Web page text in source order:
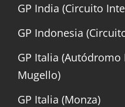
GP India (Circuito
GP Indonesia
GP Italia
Mugello)
GP Italia (Monza)